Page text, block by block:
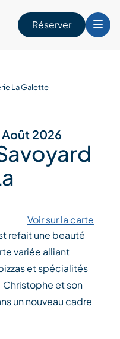
Réserver
La Galette
Août 2026
Voir sur la carte
refait une beauté
variée alliant
et spécialités
et son
un nouveau cadre